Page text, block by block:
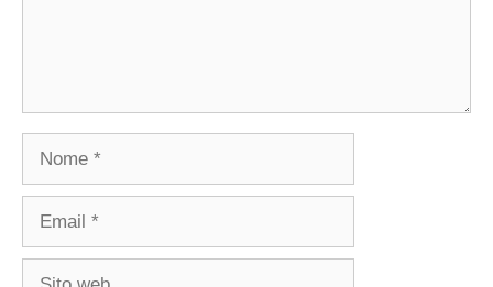
Nome
Email
Sito